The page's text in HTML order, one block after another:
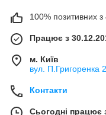
100% позитивних з
Працює з
м. Київ
вул. П.Григоренка
Контакти
Сьогодні працює